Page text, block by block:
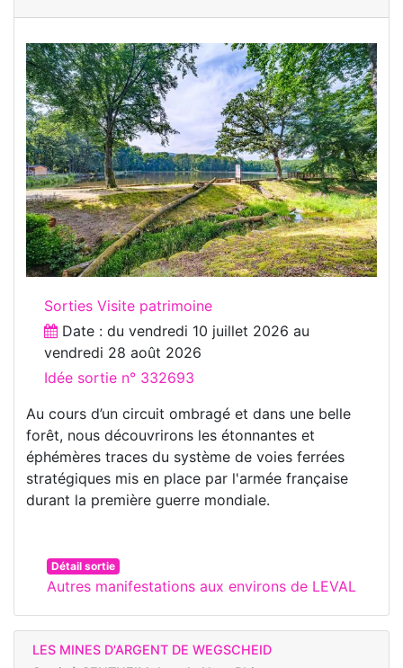
Sorties Visite patrimoine
Date : du vendredi 10 juillet 2026 au
vendredi 28 août 2026
Idée sortie n° 332693
Au cours d’un circuit ombragé et dans une belle
forêt, nous découvrirons les étonnantes et
éphémères traces du système de voies ferrées
stratégiques mis en place par l'armée française
durant la première guerre mondiale.
Détail sortie
Autres manifestations aux environs de LEVAL
LES MINES D'ARGENT DE WEGSCHEID